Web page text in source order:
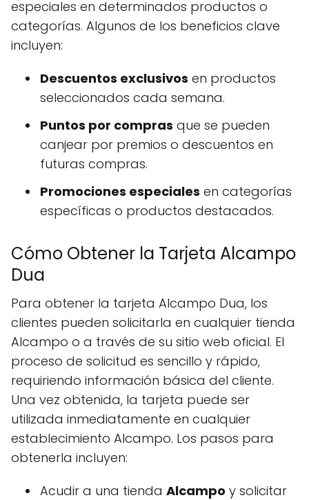
especiales en determinados productos o
categorías. Algunos de los beneficios clave
incluyen:
Descuentos exclusivos en productos
seleccionados cada semana.
Puntos por compras que se pueden
canjear por premios o descuentos en
futuras compras.
Promociones especiales en categorías
específicas o productos destacados.
Cómo Obtener la Tarjeta Alcampo
Dua
Para obtener la tarjeta Alcampo Dua, los
clientes pueden solicitarla en cualquier tienda
Alcampo o a través de su sitio web oficial. El
proceso de solicitud es sencillo y rápido,
requiriendo información básica del cliente.
Una vez obtenida, la tarjeta puede ser
utilizada inmediatamente en cualquier
establecimiento Alcampo. Los pasos para
obtenerla incluyen:
Acudir a una tienda Alcampo y solicitar